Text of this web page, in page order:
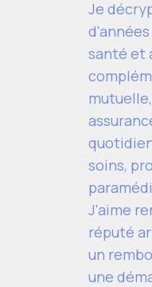
Je
santé et
soins,
J'aime
réputé
un
une